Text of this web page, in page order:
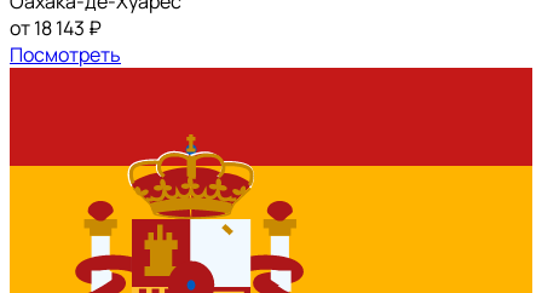
от 18 143 ₽
Посмотреть